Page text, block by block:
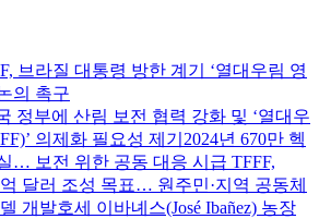
브라질 대통령 방한 계기 ‘열대우림 영
의 촉구
정부에 산림 보전 협력 강화 및 ‘열대우
의제화 필요성 제기2024년 670만 헥
… 보전 위한 공동 대응 시급 TFFF,
달러 조성 목표… 원주민·지역 공동체
개발호세 이바녜스(José Ibañez) 농장